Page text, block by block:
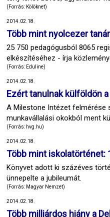
(Forrás: Kölöknet)
2014.02.18.
Több mint nyolcezer
25 750 pedagógusból 8065
elkészítéséhez - írja
(Forrás: Eduline)
2014.02.18.
Ezért tanulnak külföldön
A Milestone Intézet felmérése
munkavállalási okokból ment
(Forrás: hvg.hu)
2014.02.18.
Több mint iskolatörténet:
Könyvet adott ki százéves
ünnepelte a jubileumát.
(Forrás: Magyar Nemzet)
2014.02.18.
Több milliárdos hiány a